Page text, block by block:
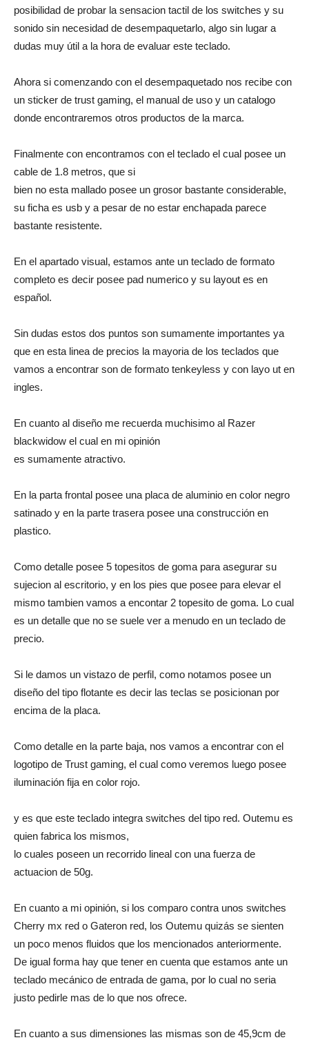
posibilidad de probar la sensacion tactil de los switches y su
sonido sin necesidad de desempaquetarlo, algo sin lugar a
dudas muy útil a la hora de evaluar este teclado.
Ahora si comenzando con el desempaquetado nos recibe con
un sticker de trust gaming, el manual de uso y un catalogo
donde encontraremos otros productos de la marca.
Finalmente con encontramos con el teclado el cual posee un
cable de 1.8 metros, que si
bien no esta mallado posee un grosor bastante considerable,
su ficha es usb y a pesar de no estar enchapada parece
bastante resistente.
En el apartado visual, estamos ante un teclado de formato
completo es decir posee pad numerico y su layout es en
español.
Sin dudas estos dos puntos son sumamente importantes ya
que en esta linea de precios la mayoria de los teclados que
vamos a encontrar son de formato tenkeyless y con layo ut en
ingles.
En cuanto al diseño me recuerda muchisimo al Razer
blackwidow el cual en mi opinión
es sumamente atractivo.
En la parta frontal posee una placa de aluminio en color negro
satinado y en la parte trasera posee una construcción en
plastico.
Como detalle posee 5 topesitos de goma para asegurar su
sujecion al escritorio, y en los pies que posee para elevar el
mismo tambien vamos a encontar 2 topesito de goma. Lo cual
es un detalle que no se suele ver a menudo en un teclado de
precio.
Si le damos un vistazo de perfil, como notamos posee un
diseño del tipo flotante es decir las teclas se posicionan por
encima de la placa.
Como detalle en la parte baja, nos vamos a encontrar con el
logotipo de Trust gaming, el cual como veremos luego posee
iluminación fija en color rojo.
y es que este teclado integra switches del tipo red. Outemu es
quien fabrica los mismos,
lo cuales poseen un recorrido lineal con una fuerza de
actuacion de 50g.
En cuanto a mi opinión, si los comparo contra unos switches
Cherry mx red o Gateron red, los Outemu quizás se sienten
un poco menos fluidos que los mencionados anteriormente.
De igual forma hay que tener en cuenta que estamos ante un
teclado mecánico de entrada de gama, por lo cual no seria
justo pedirle mas de lo que nos ofrece.
En cuanto a sus dimensiones las mismas son de 45,9cm de